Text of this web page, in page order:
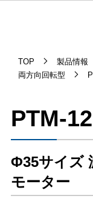
TOP 製品情報
両方向回転型
PTM-
Φ35サイズ
モーター